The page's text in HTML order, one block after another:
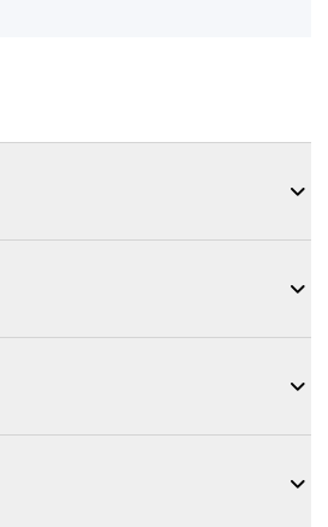



